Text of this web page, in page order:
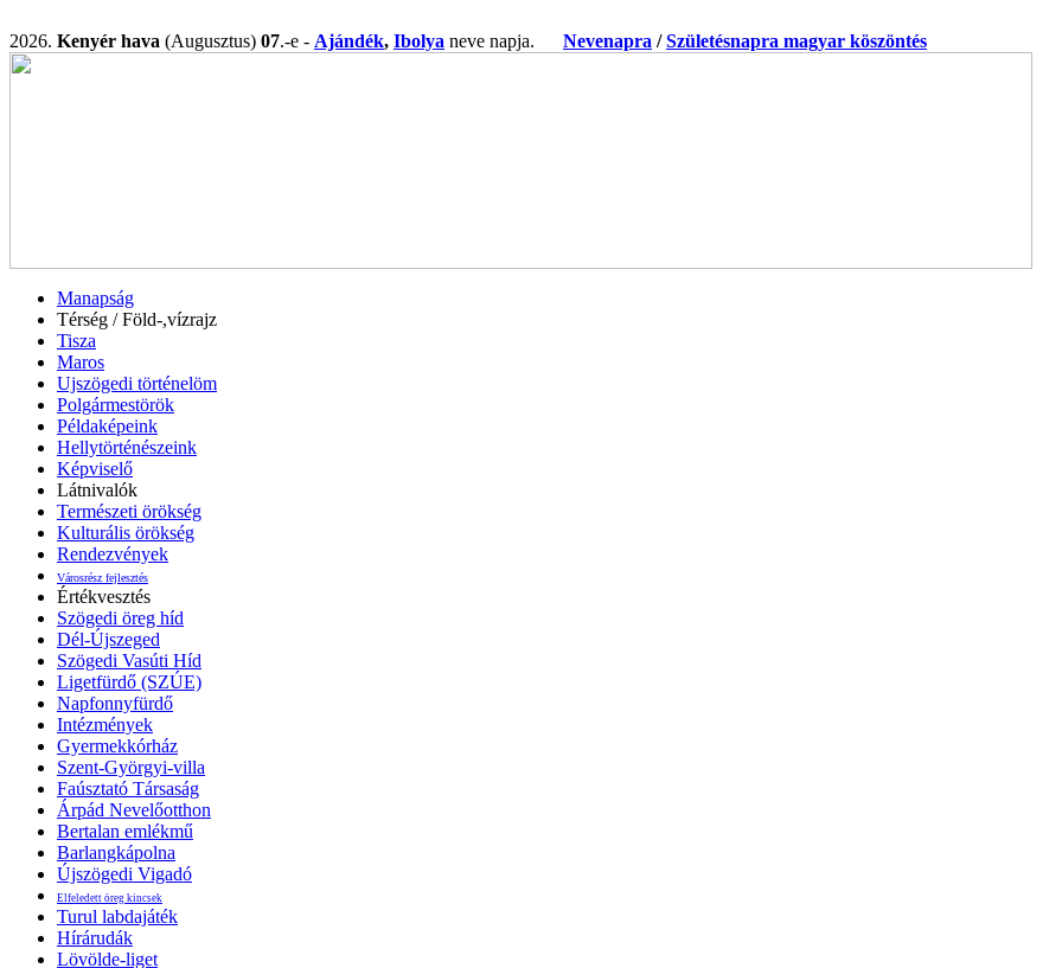
2026. Kenyér hava (Augusztus) 07.-e - Ajándék, Ibolya neve napja. Nevenapra /Születésnapra magyar köszöntés
Manapság
Térség / Föld-,vízrajz
Tisza
Maros
Ujszögedi történelöm
Polgármestörök
Példaképeink
Hellytörténészeink
Képviselő
Látnivalók
Természeti örökség
Kulturális örökség
Rendezvények
Városrész fejlesztés
Értékvesztés
Szögedi öreg híd
Dél-Újszeged
Szögedi Vasúti Híd
Ligetfürdő (SZÚE)
Napfonnyfürdő
Intézmények
Gyermekkórház
Szent-Györgyi-villa
Faúsztató Társaság
Árpád Nevelőotthon
Bertalan emlékmű
Barlangkápolna
Újszögedi Vigadó
Elfeledett öreg kincsek
Turul labdajáték
Hírárudák
Lövölde-liget